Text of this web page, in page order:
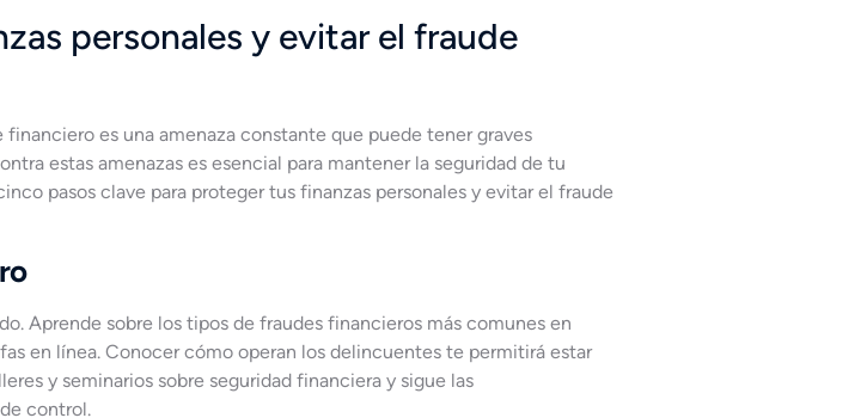
personales y evitar el fraude
es una amenaza constante que puede tener graves
estas amenazas es esencial para mantener la seguridad de tu
pasos clave para proteger tus finanzas personales y evitar el fraude
Aprende sobre los tipos de fraudes financieros más comunes en
en línea. Conocer cómo operan los delincuentes te permitirá estar
y seminarios sobre seguridad financiera y sigue las
control.